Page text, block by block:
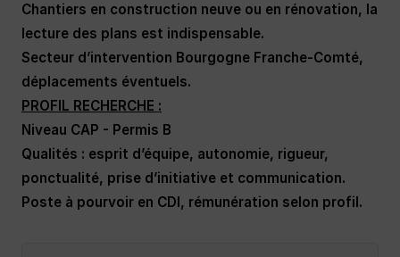
Chantiers en construction neuve ou en rénovation, la
lecture des plans est indispensable.
Secteur d’intervention Bourgogne Franche-Comté,
déplacements éventuels.
PROFIL RECHERCHE :
Niveau CAP - Permis B
Qualités : esprit d’équipe, autonomie, rigueur,
ponctualité, prise d’initiative et communication.
Poste à pourvoir en CDI, rémunération selon profil.